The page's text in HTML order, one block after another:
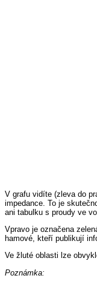
V grafu vidíte (zleva do
impedance. To je
ani tabulku s proudy ve
Vpravo je označena
hamové, kteří publikují
Ve žluté oblasti lze
Poznámka: